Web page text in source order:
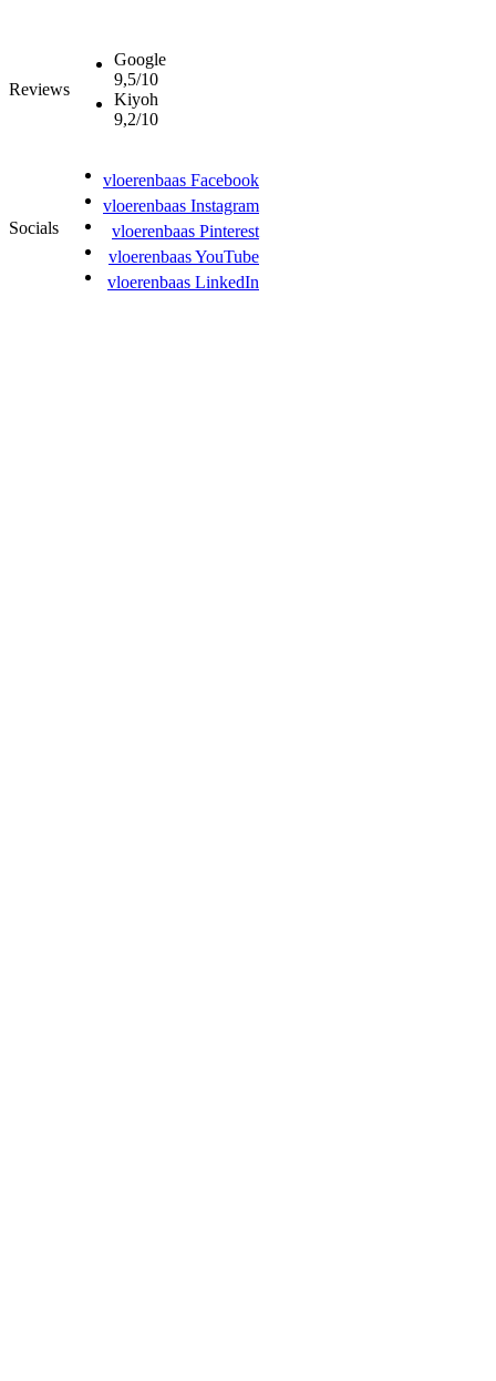
Reviews
Google
9,5/10
Kiyoh
9,2/10
Socials
vloerenbaas Facebook
vloerenbaas Instagram
vloerenbaas Pinterest
vloerenbaas YouTube
vloerenbaas LinkedIn